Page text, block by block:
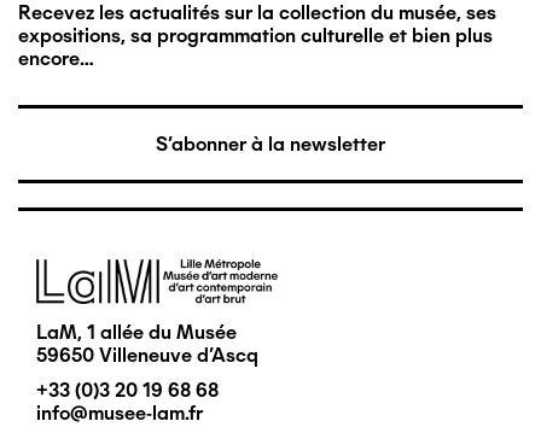
Recevez les actualités sur la collection du musée, ses
expositions, sa programmation culturelle et bien plus
encore…
S'abonner à la newsletter
Image
LaM, 1 allée du Musée
59650 Villeneuve d'Ascq
+33 (0)3 20 19 68 68
info@musee-lam.fr